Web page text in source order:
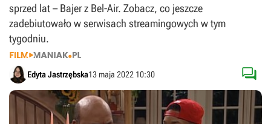
sprzed lat – Bajer z Bel-Air. Zobacz, co jeszcze
zadebiutowało w serwisach streamingowych w tym
tygodniu.
Edyta Jastrzębska13 maja 2022 10:30 